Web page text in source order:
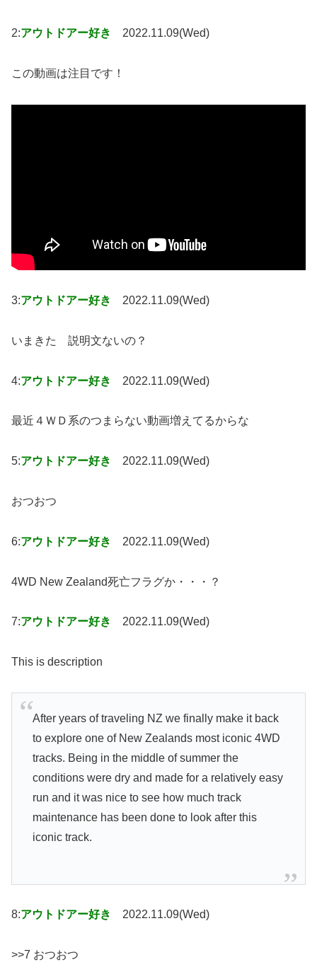
2:アウトドアー好き 2022.11.09(Wed)
この動画は注目です！
3:アウトドアー好き 2022.11.09(Wed)
いまきた 説明文ないの？
4:アウトドアー好き 2022.11.09(Wed)
最近４ＷＤ系のつまらない動画増えてるからな
5:アウトドアー好き 2022.11.09(Wed)
おつおつ
6:アウトドアー好き 2022.11.09(Wed)
4WD New Zealand死亡フラグか・・・？
7:アウトドアー好き 2022.11.09(Wed)
This is description
After years of traveling NZ we finally make it back
to explore one of New Zealands most iconic 4WD
tracks. Being in the middle of summer the
conditions were dry and made for a relatively easy
run and it was nice to see how much track
maintenance has been done to look after this
iconic track.
8:アウトドアー好き 2022.11.09(Wed)
>>7 おつおつ